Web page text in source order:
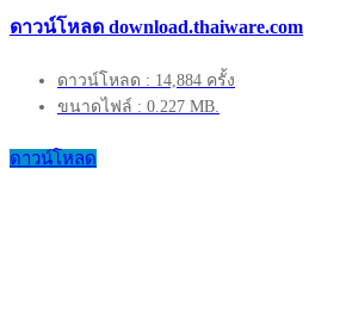
ดาวน์โหลด download.thaiware.com
ดาวน์โหลด : 14,884 ครั้ง
ขนาดไฟล์ : 0.227 MB.
ดาวน์โหลด